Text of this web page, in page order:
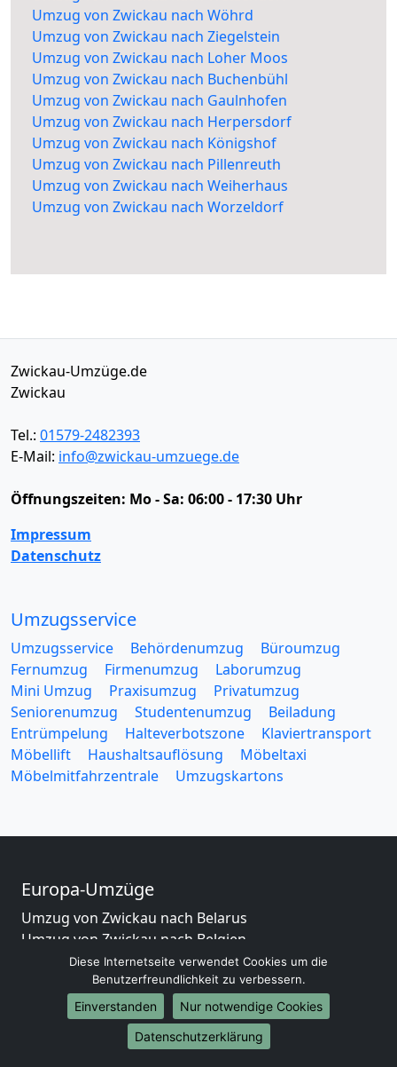
Umzug von Zwickau nach Wöhrd
Umzug von Zwickau nach Ziegelstein
Umzug von Zwickau nach Loher Moos
Umzug von Zwickau nach Buchenbühl
Umzug von Zwickau nach Gaulnhofen
Umzug von Zwickau nach Herpersdorf
Umzug von Zwickau nach Königshof
Umzug von Zwickau nach Pillenreuth
Umzug von Zwickau nach Weiherhaus
Umzug von Zwickau nach Worzeldorf
Zwickau-Umzüge.de
Zwickau
Tel.: 01579-2482393
E-Mail: info@zwickau-umzuege.de
Öffnungszeiten: Mo - Sa: 06:00 - 17:30 Uhr
Impressum
Datenschutz
Umzugsservice
Umzugsservice Behördenumzug
Büroumzug
Fernumzug
Firmenumzug
Laborumzug
Mini Umzug
Praxisumzug
Privatumzug
Seniorenumzug
Studentenumzug
Beiladung
Entrümpelung
Halteverbotszone
Klaviertransport
Möbellift
Haushaltsauflösung
Möbeltaxi
Möbelmitfahrzentrale
Umzugskartons
Europa-Umzüge
Umzug von Zwickau nach Belarus
Umzug von Zwickau nach Belgien
Umzug von Zwickau nach Bulgarien
Umzug von Zwickau nach Dänemark
Umzug von Zwickau nach England
Umzug von Zwickau nach Portugal
Umzug von Zwickau nach Bosnien und Herzegowina
Diese Internetseite verwendet Cookies um die
Benutzerfreundlichkeit zu verbessern.
Einverstanden
Nur notwendige Cookies
Datenschutzerklärung